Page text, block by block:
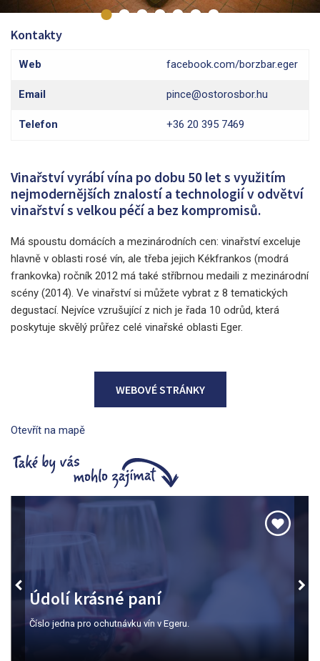
Kontakty
Web facebook.com/borzbar.eger
Email pince@ostorosbor.hu
Telefon +36 20 395 7469
Vinařství vyrábí vína po dobu 50 let s využitím
nejmodernějších znalostí a technologií v odvětví
vinařství s velkou péčí a bez kompromisů.
Má spoustu domácích a mezinárodních cen: vinařství exceluje
hlavně v oblasti rosé vín, ale třeba jejich Kékfrankos (modrá
frankovka) ročník 2012 má také stříbrnou medaili z mezinárodní
scény (2014). Ve vinařství si můžete vybrat z 8 tematických
degustací. Nejvíce vzrušující z nich je řada 10 odrůd, která
poskytuje skvělý průřez celé vinařské oblasti Eger.
WEBOVÉ STRÁNKY
Otevřít na mapě
Údolí krásné paní
Číslo jedna pro ochutnávku vín v Egeru.